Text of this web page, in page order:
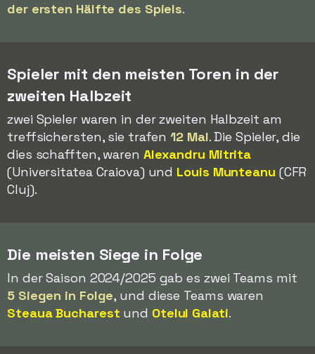
der ersten Hälfte des Spiels.
Spieler mit den meisten Toren in der
zweiten Halbzeit
zwei Spieler waren in der zweiten Halbzeit am
treffsichersten, sie trafen12 Mal. Die Spieler, die
dies schafften, waren Alexandru Mitrita
(Universitatea Craiova) und Louis Munteanu (CFR
Cluj).
Die meisten Siege in Folge
In der Saison 2024/2025 gab es zwei Teams mit
5 Siegen in Folge, und diese Teams waren
Steaua Bucharest und Otelul Galati.